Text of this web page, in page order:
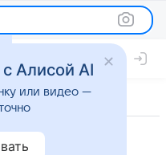
жизнь
Алисой AI
или видео —